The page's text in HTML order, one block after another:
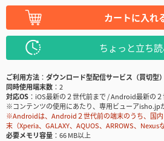
カートに入れ
ちょっと立ち
ご利用方法
ダウンロード型配信サービス（買切型）
同時使用端末数
2
対応OS
iOS最新の２世代前まで / Android最新の
※コンテンツの使用にあたり、専用ビューアisho.jp
※Androidは、Android２世代前の端末のうち、国
末（Xperia、GALAXY、AQUOS、ARROWS、
必要メモリ容量
66 MB以上